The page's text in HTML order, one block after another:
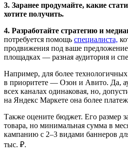
3. Заранее продумайте, какие
хотите получить.
4. Разработайте стратегию и
потребуется помощь специалиста,
продвижения под ваше
площадках — разная аудитория и
Например, для более технологичных
в приоритете — Озон и Авито. Да,
всех каналах одинаковая, но,
на Яндекс Маркете она более
Также оцените бюджет. Его размер
товара, но минимальная сумма в
кампанию с 2–3 видами баннеров
тыс. ₽.